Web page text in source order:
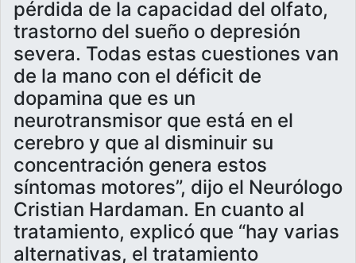
pérdida de la capacidad del olfato,
trastorno del sueño o depresión
severa. Todas estas cuestiones van
de la mano con el déficit de
dopamina que es un
neurotransmisor que está en el
cerebro y que al disminuir su
concentración genera estos
síntomas motores”, dijo el Neurólogo
Cristian Hardaman. En cuanto al
tratamiento, explicó que “hay varias
alternativas, el tratamiento